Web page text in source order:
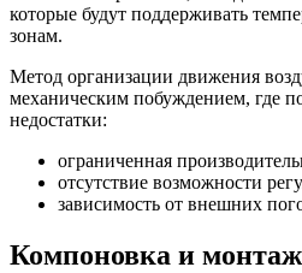
которые будут поддерживать
зонам.
Метод организации движения
механическим побуждением, где
недостатки:
ограниченная
отсутствие возможности
зависимость от внешних
Компоновка и